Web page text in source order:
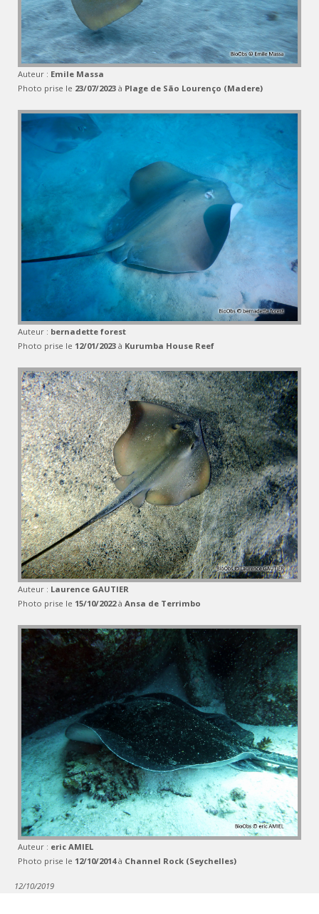
Auteur : Emile Massa
Photo prise le 23/07/2023 à Plage de São Lourenço (Madere)
Auteur : bernadette forest
Photo prise le 12/01/2023 à Kurumba House Reef
Auteur : Laurence GAUTIER
Photo prise le 15/10/2022à Ansa de Terrimbo
Auteur : eric AMIEL
Photo prise le 12/10/2014à Channel Rock (Seychelles)
12/10/2019